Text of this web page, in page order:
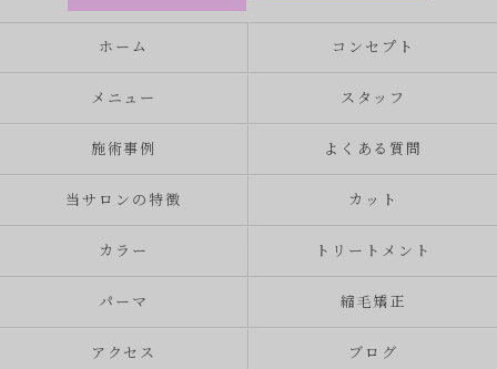
ホーム コンセプト
メニュー スタッフ
施術事例 よくある質問
当サロンの特徴 カット
カラー トリートメント
パーマ 縮毛矯正
アクセス ブログ